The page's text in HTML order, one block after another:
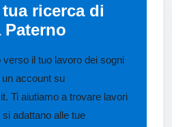
ricerca di
Paterno
verso il tuo lavoro dei sogni
account su
Ti aiutiamo a trovare lavori
adattano alle tue